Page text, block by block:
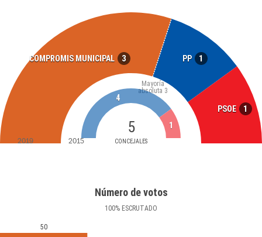
COMPROMIS MUNICIPAL 3 PP 1
PSOE 1
5
CONCEJALES
Mayoría
absoluta 3
4
1
2019 2015
Número de votos
100% ESCRUTADO
50